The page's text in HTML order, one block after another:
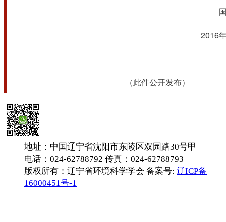
							（此件公开发布）
地址：中国辽宁省沈阳市东陵区双园路30号甲
电话：024-62788792 传真：024-62788793
版权所有：辽宁省环境科学学会 备案号: 辽ICP备
16000451号-1